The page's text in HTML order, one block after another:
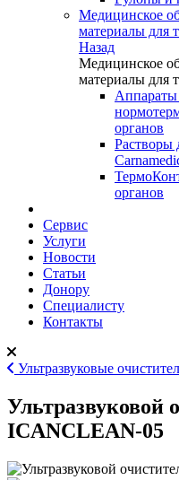
Медицинское
материалы для
Назад
Медицинское
материалы для
Аппараты
органов
Растворы
органов
Сервис
Услуги
Новости
Статьи
Донору
Специалисту
Контакты
Ультразвуковые
Ультразвуковой
ICANCLEAN-05